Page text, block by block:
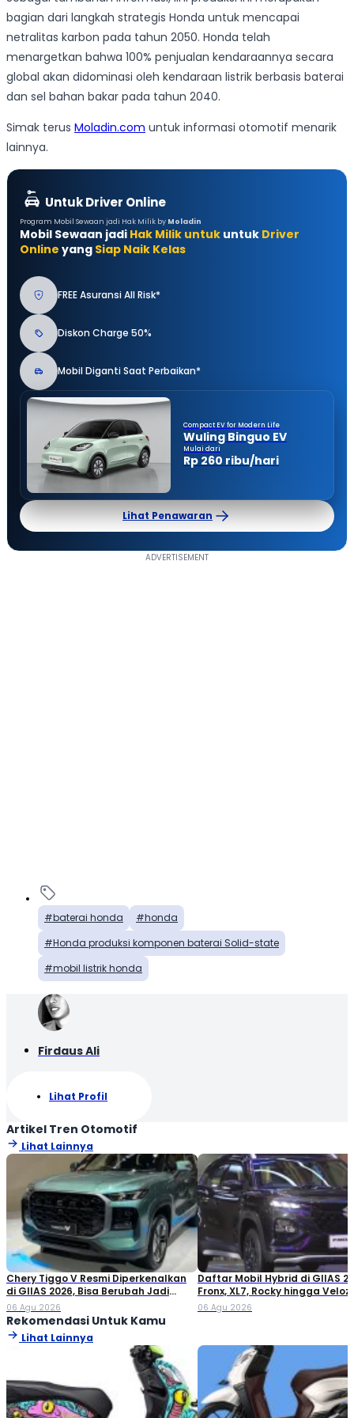
bagian dari langkah strategis Honda untuk mencapai
netralitas karbon pada tahun 2050. Honda telah
menargetkan bahwa 100% penjualan kendaraannya secara
global akan didominasi oleh kendaraan listrik berbasis baterai
dan sel bahan bakar pada tahun 2040.
Simak terus Moladin.com untuk informasi otomotif menarik
lainnya.
Untuk Driver Online
Program Mobil Sewaan jadi Hak Milik by Moladin
Mobil Sewaan jadi Hak Milik untuk untuk Driver
Online yang Siap Naik Kelas
FREE Asuransi All Risk*
Diskon Charge 50%
Mobil Diganti Saat Perbaikan*
Compact EV for Modern Life
Wuling Binguo EV
Mulai dari
Rp 260 ribu/hari
Lihat Penawaran
baterai honda
honda
Honda produksi komponen baterai Solid-state
mobil listrik honda
Firdaus Ali
Lihat Profil
Artikel Tren Otomotif
Lihat Lainnya
Chery Tiggo V Resmi Diperkenalkan
di GIIAS 2026, Bisa Berubah Jadi
Double Cabin
06 Agu 2026
Daftar Mobil Hybrid di GIIAS
Fronx, XL7, Rocky hingga Veloz!
06 Agu 2026
Rekomendasi Untuk Kamu
Lihat Lainnya